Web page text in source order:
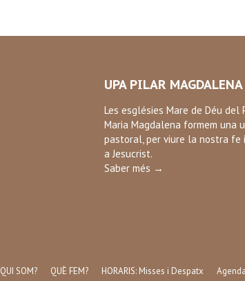
UPA PILAR MAGDALENA
Les esglésies Mare de Déu del
Maria Magdalena formem una
pastoral, per viure la nostra fe
a Jesucrist.
Saber més →
QUI SOM? QUÈ FEM? HORARIS: Misses i Despatx